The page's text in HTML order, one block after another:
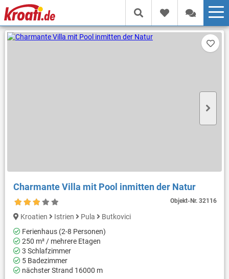
Charmante Villa mit Pool inmitten der Natur
Objekt-Nr.32116
Kroatien Istrien Pula
Butkovici
Ferienhaus (2-8 Personen)
250 m² / mehrere Etagen
3 Schlafzimmer
5 Badezimmer
nächster Strand 16000 m